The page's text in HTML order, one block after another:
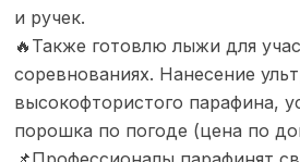
и ручек.
🔥Также готовлю лыжи для
соревнованиях. Нанесение
высокофтористого парафина,
порошка по погоде (цена по